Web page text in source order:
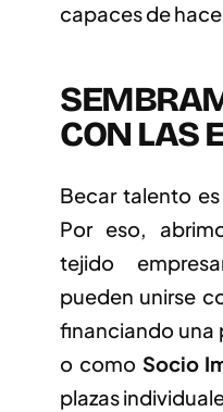
capaces de
CON LAS
Becar talento
Por eso,
tejido
pueden unirse
financiando una
o como Socio
plazas